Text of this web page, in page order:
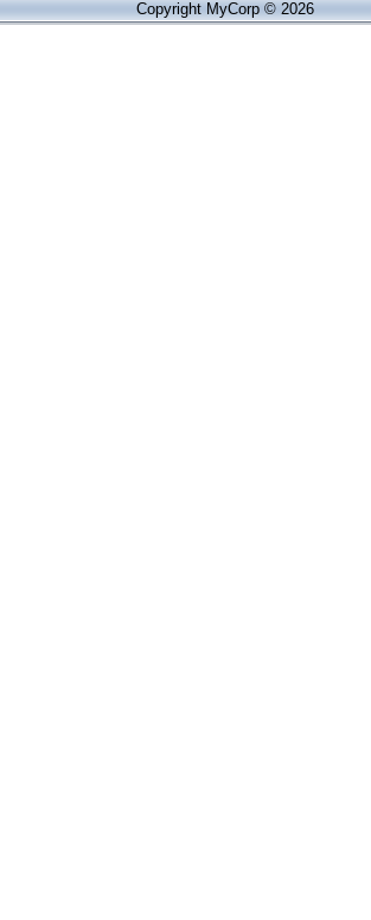
Copyright MyCorp © 2026